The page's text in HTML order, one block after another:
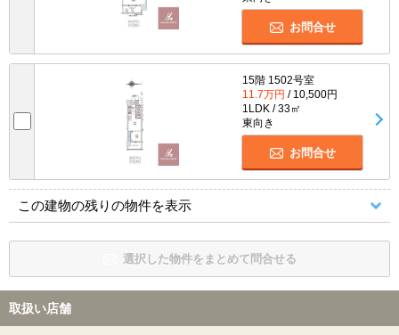
お問合せ
15階 1502号室
11.7万円 / 10,500円
1LDK / 33㎡
東向き
お問合せ
この建物の残りの物件を表示
選択した物件をまとめて問合せる
取扱い店舗